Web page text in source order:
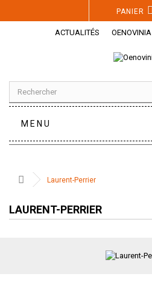
PANIER
ACTUALITÉS OENOVINIA
MENU
Laurent-Perrier
LAURENT-PERRIER